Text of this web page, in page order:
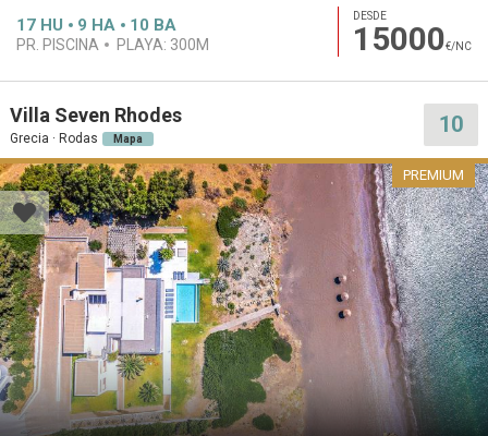
17 HU 9 HA 10 BA
PR. PISCINA PLAYA: 300M
DESDE
15000€/NC
Villa Seven Rhodes
Grecia · Rodas Mapa
10
PREMIUM